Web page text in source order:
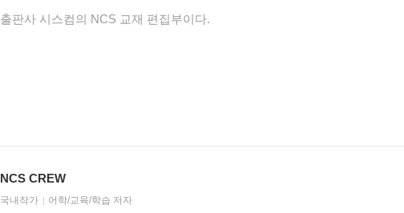
출판사 시스컴의 NCS 교재 편집부이다.
NCS CREW
국내작가 어학/교육/학습 저자